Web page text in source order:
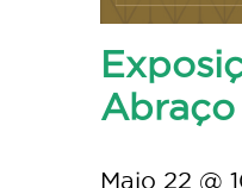
Abraço
Maio 22 @